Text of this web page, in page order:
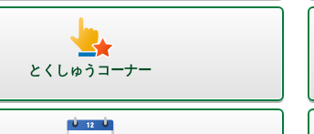
とくしゅうコーナー